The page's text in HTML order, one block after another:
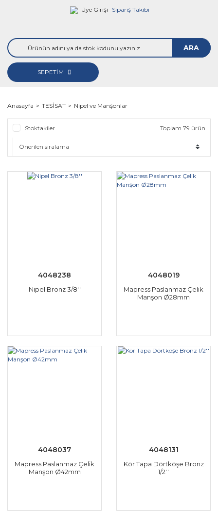
Üye Girişi Sipariş Takibi
ARA
SEPETİM
Anasayfa TESİSAT Nipel ve Manşonlar
Stoktakiler Toplam 79 ürün
4048238
Nipel Bronz 3/8''
4048019
Mapress Paslanmaz Çelik
Manşon Ø28mm
4048037
Mapress Paslanmaz Çelik
Manşon Ø42mm
4048131
Kör Tapa Dörtköşe Bronz
1/2''